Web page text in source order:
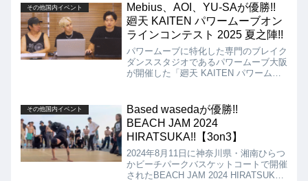
その他国内イベント
Mebius、AOI、YU-SAが優勝!!
廻天 KAITEN パワームーブオン
ラインコンテスト 2025 夏之陣!!
パワームーブに特化した専門のブレイク
ダンススタジオであるパワームーブ大阪
が開催した「廻天 KAITEN パワームー
門がYU-SA、U15部門がAOI、一般部門
がMebiusとなりました!!
その他国内イベント
Based wasedaが優勝!!
BEACH JAM 2024
HIRATSUKA!!【3on3】
2024年8月11日に神奈川県・湘南ひらつ
かビーチパークバスケットコートで開催
されたBEACH JAM 2024 HIRATSUKA